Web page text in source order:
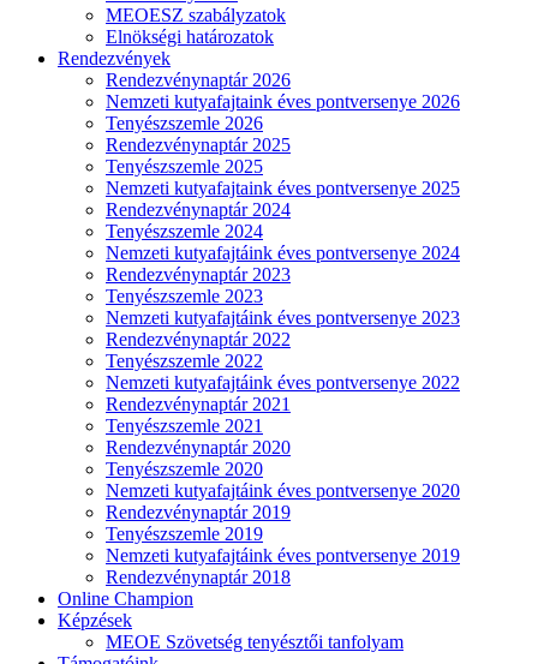
MEOESZ szabályzatok
Elnökségi határozatok
Rendezvények
Rendezvénynaptár 2026
Nemzeti kutyafajtaink éves pontversenye 2026
Tenyészszemle 2026
Rendezvénynaptár 2025
Tenyészszemle 2025
Nemzeti kutyafajtaink éves pontversenye 2025
Rendezvénynaptár 2024
Tenyészszemle 2024
Nemzeti kutyafajtáink éves pontversenye 2024
Rendezvénynaptár 2023
Tenyészszemle 2023
Nemzeti kutyafajtáink éves pontversenye 2023
Rendezvénynaptár 2022
Tenyészszemle 2022
Nemzeti kutyafajtáink éves pontversenye 2022
Rendezvénynaptár 2021
Tenyészszemle 2021
Rendezvénynaptár 2020
Tenyészszemle 2020
Nemzeti kutyafajtáink éves pontversenye 2020
Rendezvénynaptár 2019
Tenyészszemle 2019
Nemzeti kutyafajtáink éves pontversenye 2019
Rendezvénynaptár 2018
Online Champion
Képzések
MEOE Szövetség tenyésztői tanfolyam